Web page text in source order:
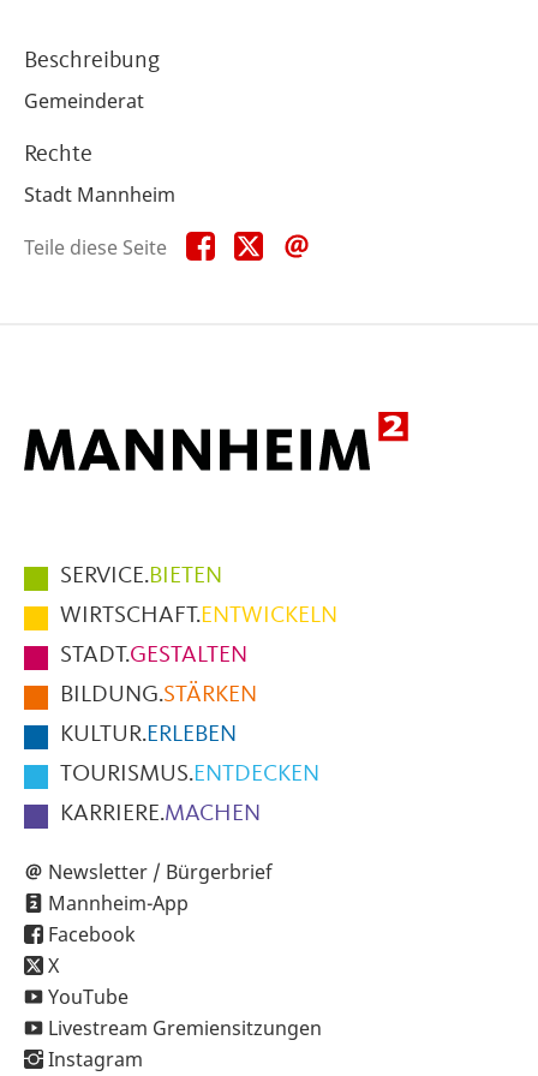
Beschreibung
Gemeinderat
Rechte
Stadt Mannheim
Teile diese Seite
Teile
diese
Teile
diese
Hauptmenüpunkte
im
Fußbereich
der
Seite
SERVICE.BIETEN
WIRTSCHAFT.ENTWICKELN
STADT.GESTALTEN
BILDUNG.STÄRKEN
KULTUR.ERLEBEN
TOURISMUS.ENTDECKEN
KARRIERE.MACHEN
Newsletter / Bürgerbrief
Mannheim-App
Facebook
X
YouTube
Livestream Gremiensitzungen
Instagram